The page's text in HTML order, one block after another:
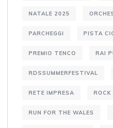
NATALE 2025
PARCHEGGI PISTA
PREMIO TENCO RAI
RDSSUMMERFESTIVAL
RETE IMPRESA ROCK
RUN FOR THE WALES